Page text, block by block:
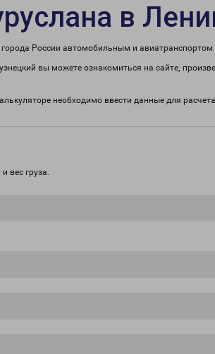
в
города России автомобильным и авиатранспортом.
вы можете ознакомиться на сайте,
необходимо ввести данные для
вес груза.